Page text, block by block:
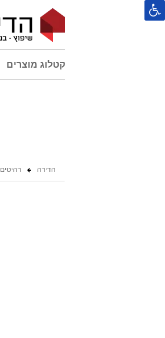
קטלוג מוצרים
הדירה רהיטים